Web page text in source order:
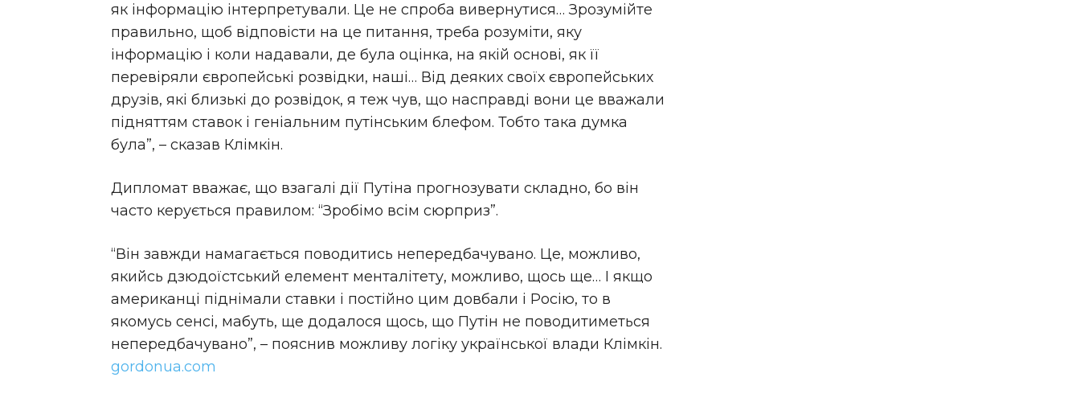
як інформацію інтерпретували. Це не спроба вивернутися… Зрозумійте
правильно, щоб відповісти на це питання, треба розуміти, яку
інформацію і коли надавали, де була оцінка, на якій основі, як її
перевіряли європейські розвідки, наші… Від деяких своїх європейських
друзів, які близькі до розвідок, я теж чув, що насправді вони це вважали
підняттям ставок і геніальним путінським блефом. Тобто така думка
була”, – сказав Клімкін.
Дипломат вважає, що взагалі дії Путіна прогнозувати складно, бо він
часто керується правилом: “Зробімо всім сюрприз”.
“Він завжди намагається поводитись непередбачувано. Це, можливо,
якийсь дзюдоїстський елемент менталітету, можливо, щось ще… І якщо
американці піднімали ставки і постійно цим довбали і Росію, то в
якомусь сенсі, мабуть, ще додалося щось, що Путін не поводитиметься
непередбачувано”, – пояснив можливу логіку української влади Клімкін.
gordonua.com